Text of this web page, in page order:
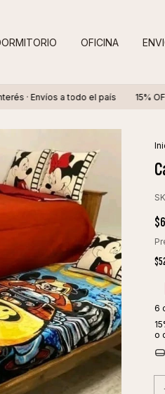
OFICINA
a todo el país 15% OFF por
6
o